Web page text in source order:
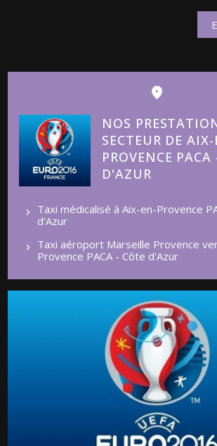
NOS
SECTEUR DE
PROVENCE PACA
D'AZUR
Taxi médicalisé à Aix-en-Provence
d'Azur
Taxi aéroport Marseille Provence
Provence PACA - Côte d'Azur